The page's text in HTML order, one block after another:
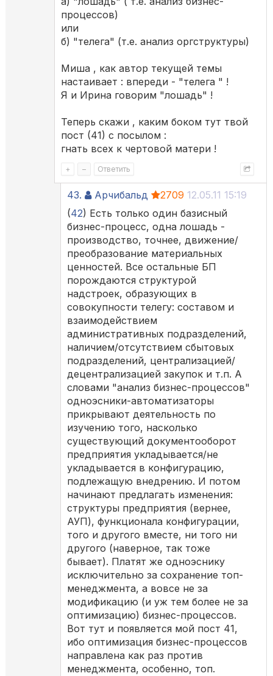
процессов)
или
б) "телега" (т.е. анализ оргструктуры)
Миша , как автор текущей темы
настаивает : впереди - "телега " !
Я и Ирина говорим "лошадь" !
Теперь скажи , каким боком тут твой
пост (41) с посылом :
гнать всех к чертовой матери !
+ – Ответить
43. Арчибальд 2709 12.05.11 15:19
(42) Есть только один базисный
бизнес-процесс, одна лошадь -
производство, точнее, движение/
преобразование материальных
ценностей. Все остальные БП
порождаются структурой
надстроек, образующих в
совокупности телегу: составом и
взаимодействием
административных подразделений,
наличием/отсутствием сбытовых
подразделений, централизацией/
децентрализацией закупок и т.п. А
словами "анализ бизнес-процессов"
одноэсники-автоматизаторы
прикрывают деятельность по
изучению того, насколько
существующий документооборот
предприятия укладывается/не
укладывается в конфигурацию,
подлежащую внедрению. И потом
начинают предлагать изменения:
структуры предприятия (вернее,
АУП), функционала конфигурации,
того и другого вместе, ни того ни
другого (наверное, так тоже
бывает). Платят же одноэснику
исключительно за сохранение топ-
менеджмента, а вовсе не за
модификацию (и уж тем более не за
оптимизацию) бизнес-процессов.
Вот тут и появляется мой пост 41,
ибо оптимизация бизнес-процессов
направлена как раз против
менеджмента, особенно, топ.